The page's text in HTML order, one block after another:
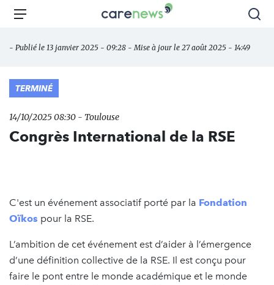
Aller
principal
Carenews,
des
Menu
- Publié le 13 janvier 2025 - 09:28 - Mise à jour le 27 août 2025 - 14:49
TERMINÉ
14/10/2025 08:30 - Toulouse
Congrès International de la RSE
C'est un événement associatif porté par la Fondation
Oïkos pour la RSE.
L’ambition de cet événement est d’aider à l’émergence
d’une définition collective de la RSE. Il est conçu pour
faire le pont entre le monde académique et le monde